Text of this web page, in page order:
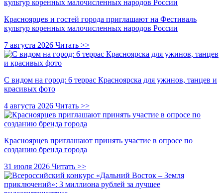
Красноярцев и гостей города приглашают на Фестиваль
культур коренных малочисленных народов России
7 августа 2026 Читать >>
С видом на город: 6 террас Красноярска для ужинов, танцев и
красивых фото
4 августа 2026 Читать >>
Красноярцев приглашают принять участие в опросе по
созданию бренда города
31 июля 2026 Читать >>